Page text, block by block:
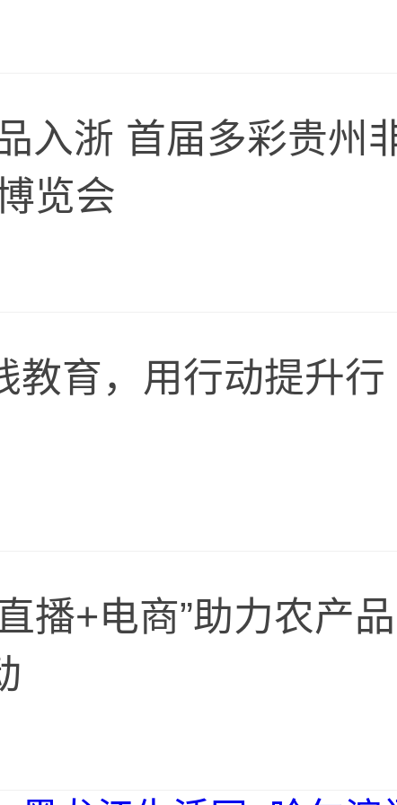
入浙 首届多彩贵州
览会
教育，用行动提升行
播+电商”助力农产品